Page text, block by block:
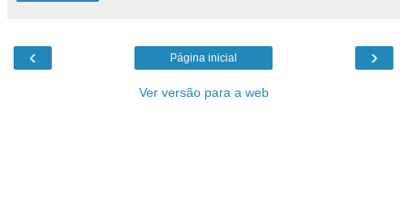
‹ ›
Página inicial
Ver versão para a web